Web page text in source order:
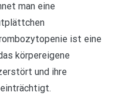
man eine
ist eine
körpereigene
und ihre